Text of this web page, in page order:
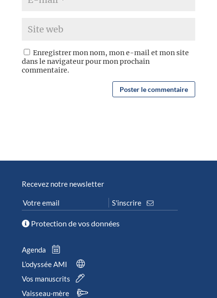
Enregistrer mon nom, mon e-mail et mon site
dans le navigateur pour mon prochain
commentaire.
Recevez notre newsletter
Protection de vos données
Agenda
L’odyssée AMI
Vos manuscrits
Vaisseau-mère